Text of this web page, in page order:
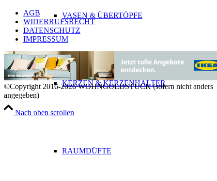
VASEN & ÜBERTÖPFE
KERZEN & KERZENHALTER
RAUMDÜFTE
AGB
WIDERRUFSRECHT
DATENSCHUTZ
IMPRESSUM
©Copyright 2016-2026 WOHNGOLDSTÜCK (sofern nicht anders
angegeben)
Nach oben scrollen